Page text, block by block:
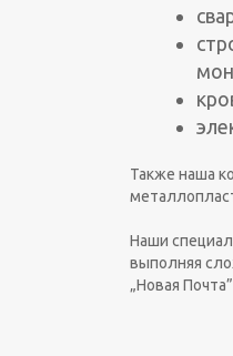
Также наша
Наши
выполняя
„Новая Почта”